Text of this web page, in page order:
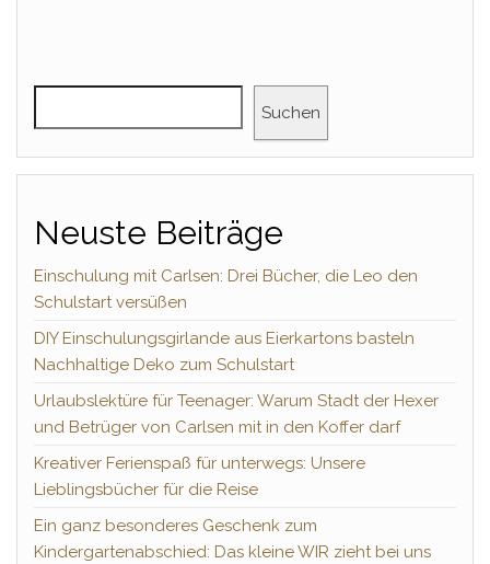
Suchen
Neuste Beiträge
Einschulung mit Carlsen: Drei Bücher, die Leo den
Schulstart versüßen
DIY Einschulungsgirlande aus Eierkartons basteln
Nachhaltige Deko zum Schulstart
Urlaubslektüre für Teenager: Warum Stadt der Hexer
und Betrüger von Carlsen mit in den Koffer darf
Kreativer Ferienspaß für unterwegs: Unsere
Lieblingsbücher für die Reise
Ein ganz besonderes Geschenk zum
Kindergartenabschied: Das kleine WIR zieht bei uns